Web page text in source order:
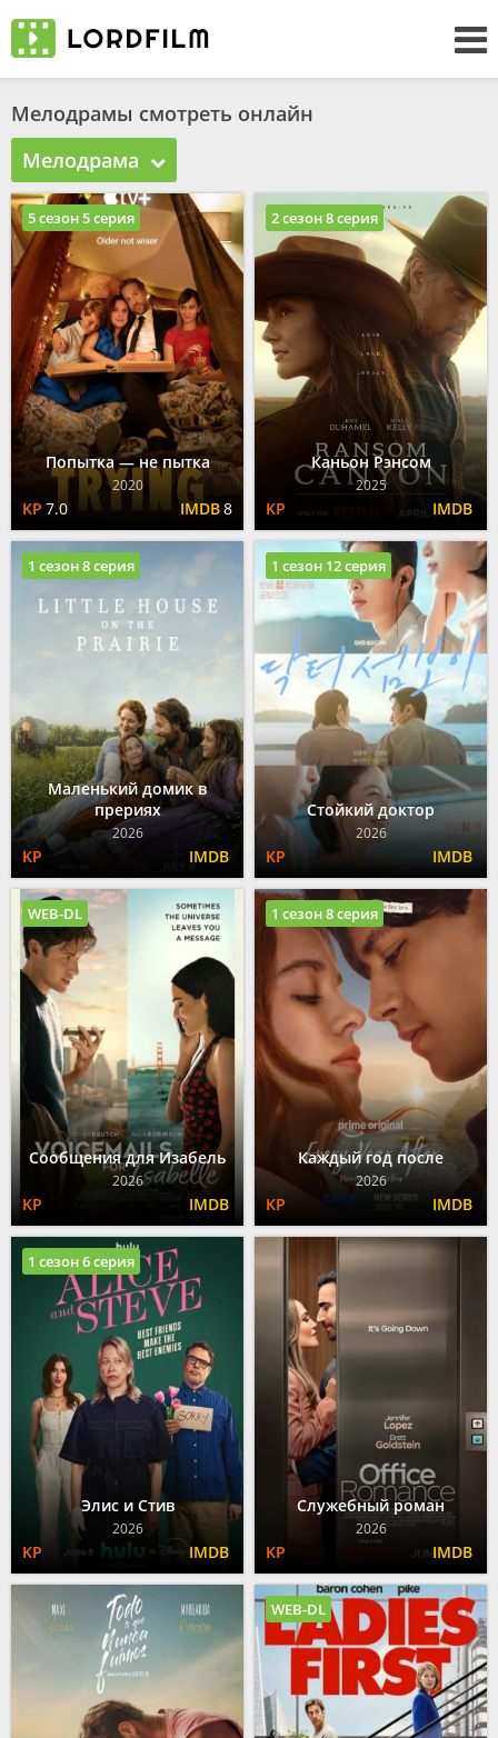
Мелодрамы смотреть онлайн
Мелодрама
Попытка — не пытка
2020
7.0 8
5 сезон 5 серия
Каньон Рэнсом
2025
2 сезон 8 серия
Маленький домик в
прериях
2026
1 сезон 8 серия
Стойкий доктор
2026
1 сезон 12 серия
Сообщения для Изабель
2026
WEB-DL
Каждый год после
2026
1 сезон 8 серия
Элис и Стив
2026
1 сезон 6 серия
Служебный роман
2026
WEB-DL